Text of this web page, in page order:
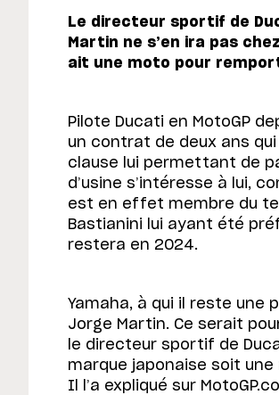
Le directeur sportif de
Martin ne s’en ira pas
ait une moto pour
Pilote Ducati en MotoGP
un contrat de deux ans
clause lui permettant de
d’usine s’intéresse à lui,
est en effet membre du
Bastianini lui ayant été
restera en 2024.
Yamaha, à qui il reste une
Jorge Martin. Ce serait
le directeur sportif de
marque japonaise soit
Il l’a expliqué sur